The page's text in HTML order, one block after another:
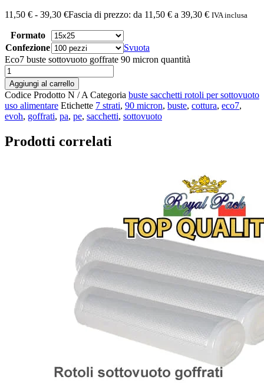
11,50 € - 39,30 €Fascia di prezzo: da 11,50 € a 39,30 € IVA inclusa
Formato
Confezione
Svuota
Eco7 buste sottovuoto goffrate 90 micron quantità
Aggiungi al carrello
Codice Prodotto N / A Categoria buste sacchetti rotoli per sottovuoto
uso alimentare Etichette 7 strati, 90 micron, buste, cottura, eco7,
evoh, goffrati, pa, pe, sacchetti, sottovuoto
Prodotti correlati